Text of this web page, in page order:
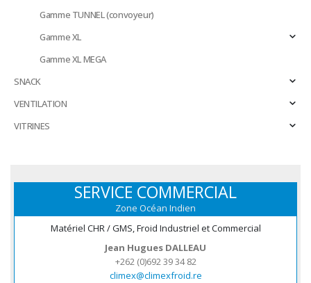
Gamme TUNNEL (convoyeur)
Gamme XL
Gamme XL MEGA
SNACK
VENTILATION
VITRINES
SERVICE COMMERCIAL
Zone Océan Indien
Matériel CHR / GMS, Froid Industriel et Commercial
Jean Hugues DALLEAU
+262 (0)692 39 34 82
climex@climexfroid.re